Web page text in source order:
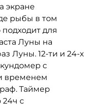
экране
рыбы в том
для
Луны на
Луны. 12-ти и 24-х
с
временем
Таймер
24ч с